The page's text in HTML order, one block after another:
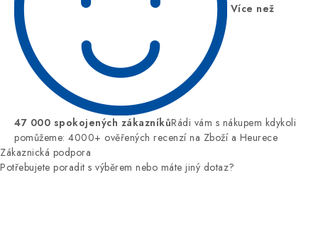
Více než
47 000 spokojených zákazníkůRádi vám s nákupem kdykoli
pomůžeme: 4000+ ověřených recenzí na Zboží a Heurece
Zákaznická podpora
Potřebujete poradit s výběrem nebo máte jiný dotaz?